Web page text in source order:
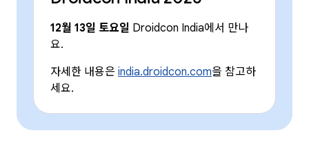
12월 13일 토요일 Droidcon India에서 만나
요.
자세한 내용은 india.droidcon.com을 참고하
세요.